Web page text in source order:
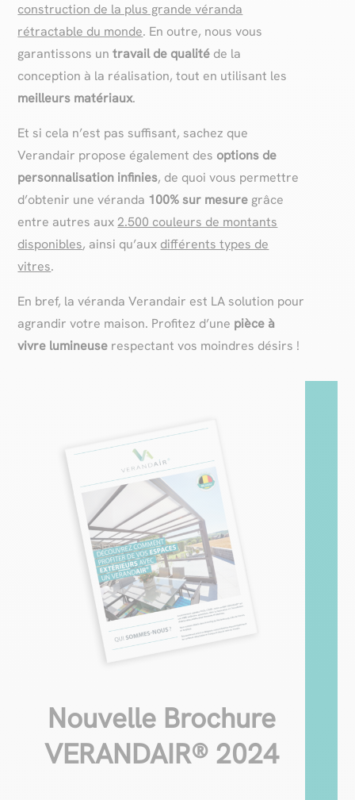
construction de la plus grande véranda
rétractable du monde. En outre, nous vous
garantissons untravail de qualité de la
conception à la réalisation, tout en utilisant les
meilleurs matériaux.
Et si cela n’est pas suffisant, sachez que
Verandair propose également des options de
personnalisation infinies, de quoi vous permettre
d’obtenir une véranda 100% sur mesure grâce
entre autres aux2.500 couleurs de montants
disponibles, ainsi qu’aux différents types de
vitres.
En bref, la véranda Verandair est LA solution pour
agrandir votre maison. Profitez d’une pièce à
vivre lumineuse respectant vos moindres désirs !
Nouvelle Brochure
VERANDAIR® 2024